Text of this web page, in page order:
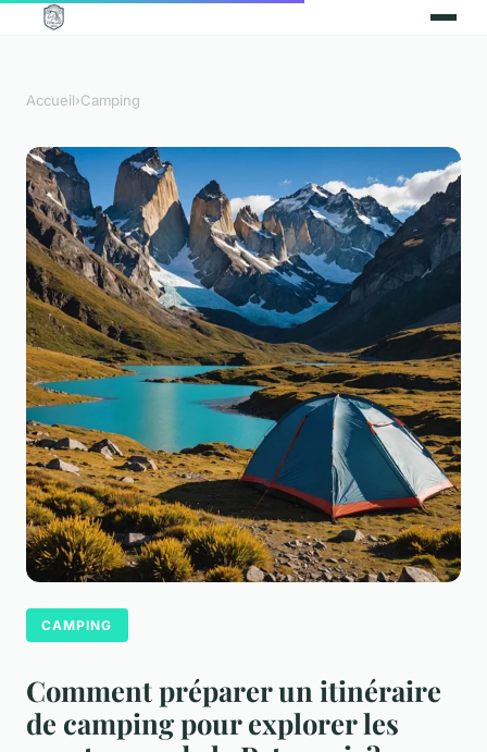
Accueil›Camping
CAMPING
Comment préparer un itinéraire
de camping pour explorer les